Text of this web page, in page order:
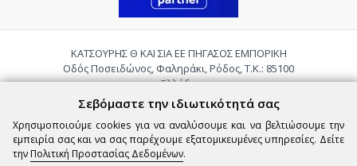
ΚΑΤΣΟΥΡΗΣ Θ ΚΑΙ ΣΙΑ ΕΕ ΠΗΓΑΣΟΣ ΕΜΠΟΡΙΚΗ
Οδός Ποσειδώνος, Φαληράκι, Ρόδος, Τ.Κ.: 85100
Ελλάδα
Τηλ.:2241085059
Email:
pigasosemporiki@gmail.com
Σεβόμαστε την ιδιωτικότητά σας
Χρησιμοποιούμε cookies για να αναλύσουμε και να βελτιώσουμε την
εμπειρία σας και να σας παρέχουμε εξατομικευμένες υπηρεσίες. Δείτε
την Πολιτική Προστασίας Δεδομένων.